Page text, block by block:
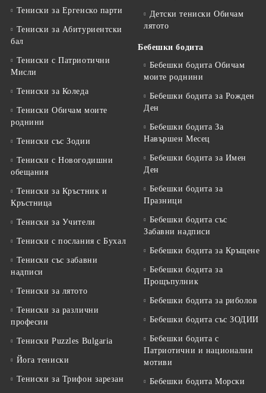
Тениски за Eргенско парти
Тениски за Aбитуриентски
бал
Тениски с Патриотични
Мисли
Тениски за Коледа
Тениски Обичам моите
роднини
Тениски със Зодии
Тениски с Новогодишни
обещания
Тениски за Кръстник и
Кръстница
Тениски за Учители
Тениски с послания с Бухал
Тениски със забавни
надписи
Тениски за лятото
Тениски за различни
професии
Тениски Puzzles Bulgaria
Йога тениски
Тениски за Трифон зарезан
Детски тениски Обичам
лятото
Бебешки бодита
Бебешки бодита Обичам
моите роднини
Бебешки бодита за Рожден
Ден
Бебешки бодита За
Навършен Месец
Бебешки бодита за Имен
Ден
Бебешки бодита за
Празници
Бебешки бодита със
Забавни надписи
Бебешки бодита за Кръщене
Бебешки бодита за
Прощъпулник
Бебешки бодита за риболов
Бебешки бодита със ЗОДИИ
Бебешки бодита с
Патриотични и национални
мотиви
Бебешки бодита Морски